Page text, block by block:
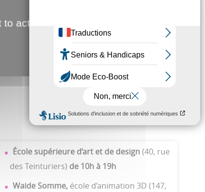
École supérieure d’art et de design (40, rue
des Teinturiers) de 10h à 19h
Waide Somme, école d’animation 3D (147,
activate